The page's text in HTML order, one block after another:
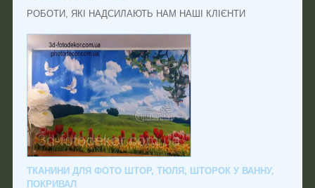
РОБОТИ, ЯКІ НАДСИЛАЮТЬ НАМ НАШІ КЛІЄНТИ
ТКАНИНИ ДЛЯ ФОТО ШТОР, ТЮЛЯ, ШТОРОК У ВАННУ,
ПОКРИВАЛ